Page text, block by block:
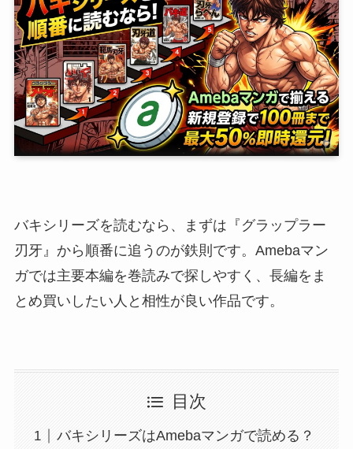
バキシリーズを読むなら、まずは『グラップラー
刃牙』から順番に追うのが鉄則です。Amebaマン
ガでは主要本編を巻読みで探しやすく、長編をま
とめ買いしたい人と相性が良い作品です。
目次
バキシリーズはAmebaマンガで読める？